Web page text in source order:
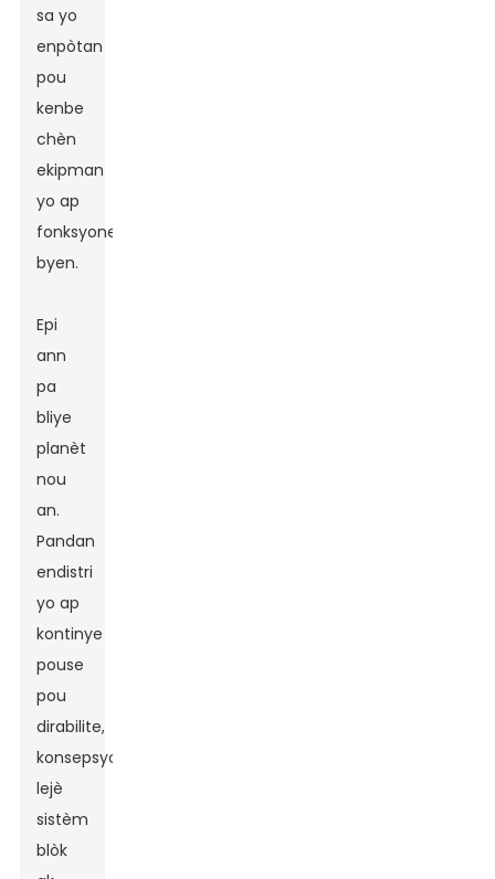
sa yo
enpòtan
pou
kenbe
chèn
ekipman
yo ap
fonksyone
byen.
Epi
ann
pa
bliye
planèt
nou
an.
Pandan
endistri
yo ap
kontinye
pouse
pou
dirabilite,
konsepsyon
lejè
sistèm
blòk